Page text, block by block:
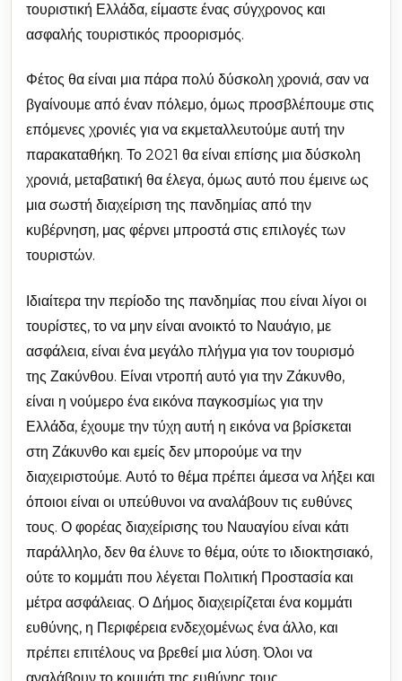
τουριστική Ελλάδα, είμαστε ένας σύγχρονος και
ασφαλής τουριστικός προορισμός.
Φέτος θα είναι μια πάρα πολύ δύσκολη χρονιά, σαν να
βγαίνουμε από έναν πόλεμο, όμως προσβλέπουμε στις
επόμενες χρονιές για να εκμεταλλευτούμε αυτή την
παρακαταθήκη. Το 2021 θα είναι επίσης μια δύσκολη
χρονιά, μεταβατική θα έλεγα, όμως αυτό που έμεινε ως
μια σωστή διαχείριση της πανδημίας από την
κυβέρνηση, μας φέρνει μπροστά στις επιλογές των
τουριστών.
Ιδιαίτερα την περίοδο της πανδημίας που είναι λίγοι οι
τουρίστες, το να μην είναι ανοικτό το Ναυάγιο, με
ασφάλεια, είναι ένα μεγάλο πλήγμα για τον τουρισμό
της Ζακύνθου. Είναι ντροπή αυτό για την Ζάκυνθο,
είναι η νούμερο ένα εικόνα παγκοσμίως για την
Ελλάδα, έχουμε την τύχη αυτή η εικόνα να βρίσκεται
στη Ζάκυνθο και εμείς δεν μπορούμε να την
διαχειριστούμε. Αυτό το θέμα πρέπει άμεσα να λήξει και
όποιοι είναι οι υπεύθυνοι να αναλάβουν τις ευθύνες
τους. Ο φορέας διαχείρισης του Ναυαγίου είναι κάτι
παράλληλο, δεν θα έλυνε το θέμα, ούτε το ιδιοκτησιακό,
ούτε το κομμάτι που λέγεται Πολιτική Προστασία και
μέτρα ασφάλειας. Ο Δήμος διαχειρίζεται ένα κομμάτι
ευθύνης, η Περιφέρεια ενδεχομένως ένα άλλο, και
πρέπει επιτέλους να βρεθεί μια λύση. Όλοι να